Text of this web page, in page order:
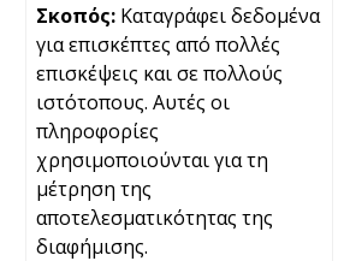
Καταγράφει δεδομένα
για επισκέπτες από πολλές
επισκέψεις και σε πολλούς
ιστότοπους. Αυτές οι
πληροφορίες
χρησιμοποιούνται για τη
μέτρηση της
αποτελεσματικότητας της
διαφήμισης.